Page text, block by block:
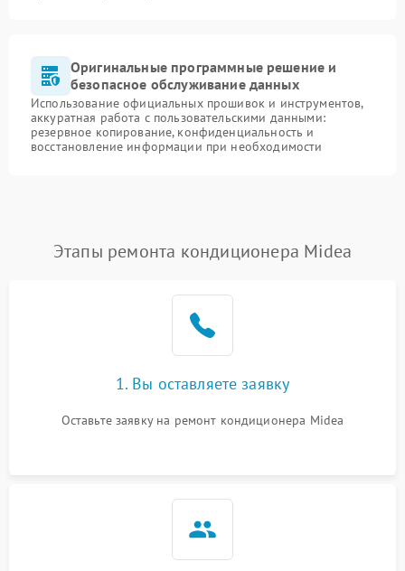
Оригинальные программные решение и
безопасное обслуживание данных
Использование официальных прошивок и инструментов,
аккуратная работа с пользовательскими данными:
резервное копирование, конфиденциальность и
восстановление информации при необходимости
Этапы ремонта кондиционера Midea
1. Вы оставляете заявку
Оставьте заявку на ремонт кондиционера Midea